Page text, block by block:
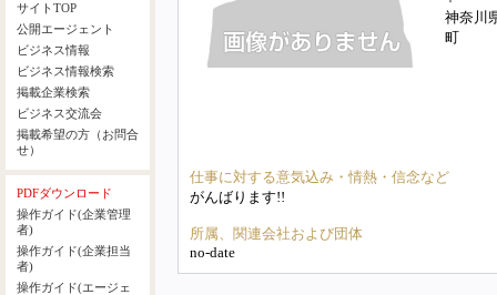
サイトTOP
公開エージェント
ビジネス情報
ビジネス情報検索
掲載企業検索
ビジネス交流会
掲載希望の方（お問合
せ）
PDFダウンロード
操作ガイド(企業管理
者)
操作ガイド(企業担当
者)
操作ガイド(エージェ
神奈川
町
仕事に対する意気込み・情熱・信念など
がんばります!!
所属、関連会社および団体
no-date